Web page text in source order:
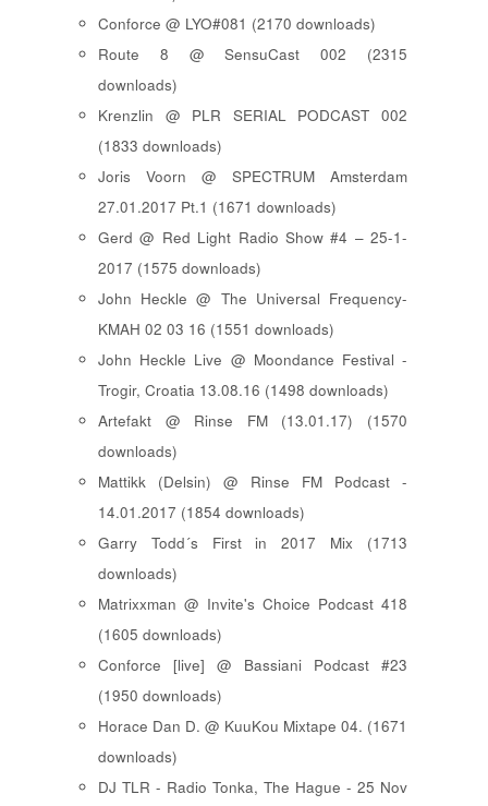
Conforce @ LYO#081 (2170 downloads)
Route 8 @ SensuCast 002 (2315
downloads)
Krenzlin @ PLR SERIAL PODCAST 002
(1833 downloads)
Joris Voorn @ SPECTRUM Amsterdam
27.01.2017 Pt.1 (1671 downloads)
Gerd @ Red Light Radio Show #4 – 25-1-
2017 (1575 downloads)
John Heckle @ The Universal Frequency-
KMAH 02 03 16 (1551 downloads)
John Heckle Live @ Moondance Festival -
Trogir, Croatia 13.08.16 (1498 downloads)
Artefakt @ Rinse FM (13.01.17) (1570
downloads)
Mattikk (Delsin) @ Rinse FM Podcast -
14.01.2017 (1854 downloads)
Garry Todd´s First in 2017 Mix (1713
downloads)
Matrixxman @ Invite's Choice Podcast 418
(1605 downloads)
Conforce [live] @ Bassiani Podcast #23
(1950 downloads)
Horace Dan D. @ KuuKou Mixtape 04. (1671
downloads)
DJ TLR - Radio Tonka, The Hague - 25 Nov